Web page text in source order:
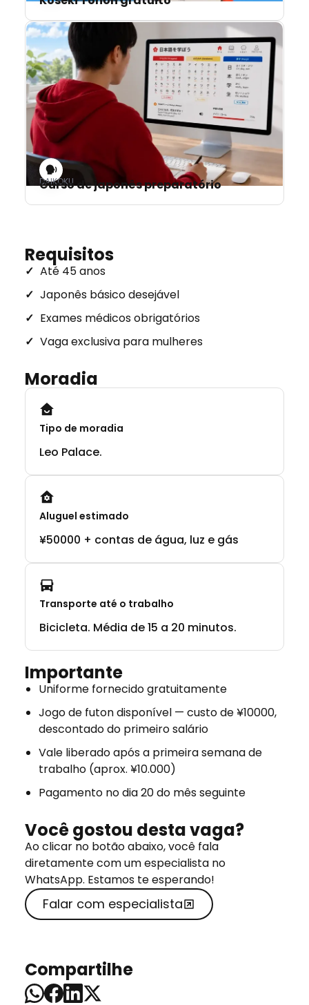
DAIKOKU
Curso de japonês preparatório
Requisitos
Até 45 anos
Japonês básico desejável
Exames médicos obrigatórios
Vaga exclusiva para mulheres
Moradia
Tipo de moradia
Leo Palace.
Aluguel estimado
¥50000 + contas de água, luz e gás
Transporte até o trabalho
Bicicleta. Média de 15 a 20 minutos.
Importante
Uniforme fornecido gratuitamente
Jogo de futon disponível — custo de ¥10000,
descontado do primeiro salário
Vale liberado após a primeira semana de
trabalho (aprox. ¥10.000)
Pagamento no dia 20 do mês seguinte
Você gostou desta vaga?
Ao clicar no botão abaixo, você fala
diretamente com um especialista no
WhatsApp. Estamos te esperando!
Falar com especialista
Compartilhe